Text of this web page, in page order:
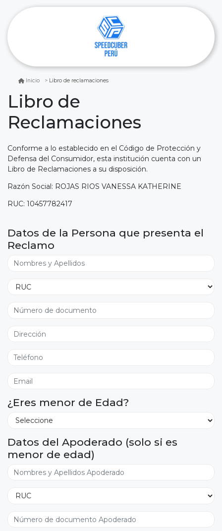
Inicio Libro de reclamaciones
Libro de
Reclamaciones
Conforme a lo establecido en el Código de Protección y
Defensa del Consumidor, esta institución cuenta con un
Libro de Reclamaciones a su disposición.
Razón Social: ROJAS RIOS VANESSA KATHERINE
RUC: 10457782417
Datos de la Persona que presenta el
Reclamo
¿Eres menor de Edad?
Datos del Apoderado (solo si es
menor de edad)